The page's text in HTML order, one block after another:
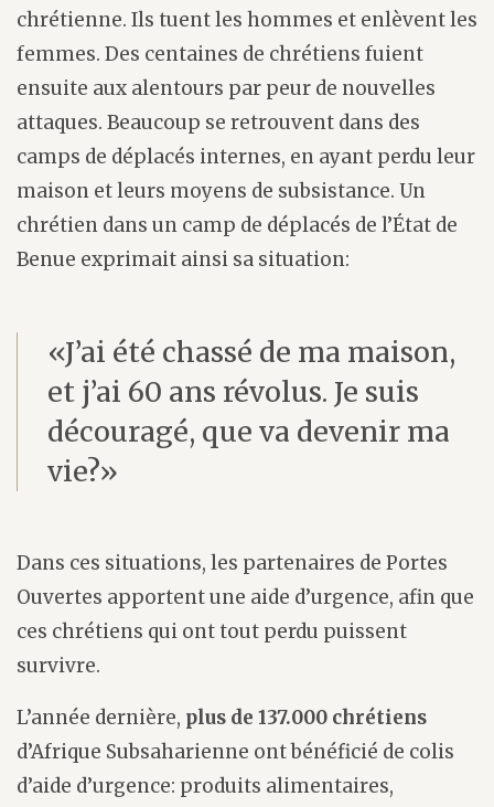
chrétienne. Ils tuent les hommes et enlèvent les
femmes. Des centaines de chrétiens fuient
ensuite aux alentours par peur de nouvelles
attaques. Beaucoup se retrouvent dans des
camps de déplacés internes, en ayant perdu leur
maison et leurs moyens de subsistance. Un
chrétien dans un camp de déplacés de l’État de
Benue exprimait ainsi sa situation:
«J’ai été chassé de ma maison,
et j’ai 60 ans révolus. Je suis
découragé, que va devenir ma
vie?»
Dans ces situations, les partenaires de Portes
Ouvertes apportent une aide d’urgence, afin que
ces chrétiens qui ont tout perdu puissent
survivre.
L’année dernière, plus de 137.000 chrétiens
d’Afrique Subsaharienne ont bénéficié de colis
d’aide d’urgence: produits alimentaires,